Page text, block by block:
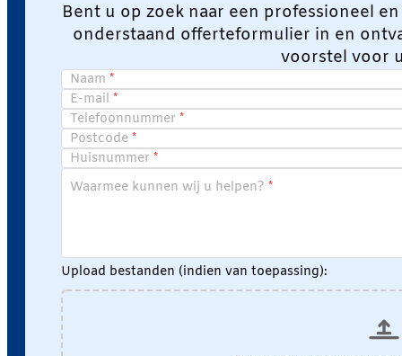
Bent u op zoek naar een professioneel
onderstaand offerteformulier in en
voorstel voor
Naam
E-mail
Telefoonnummer
Postcode
Huisnummer
Waarmee kunnen wij u helpen?
Upload bestanden (indien van toepassing):